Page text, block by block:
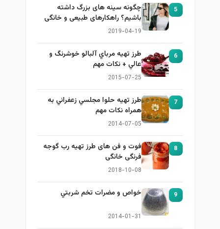
5
چگونه سینه های بزرگ داشته
باشیم؟ راهکارهای طبیعی و خانگی
برای بزرگ کردن سینه
2019-04-19
6
طرز تهيه مرباي آلبالو خوشرنگ و
عالي + نكات مهم
2015-07-25
7
طرز تهيه حلوا مجلسي زعفراني به
همراه نكات مهم
2014-07-05
8
فوت و فن های طرز تهیه رب گوجه
فرنگی خانگی
2018-10-08
9 خواص و مضرات تخم شربتي
2014-01-31